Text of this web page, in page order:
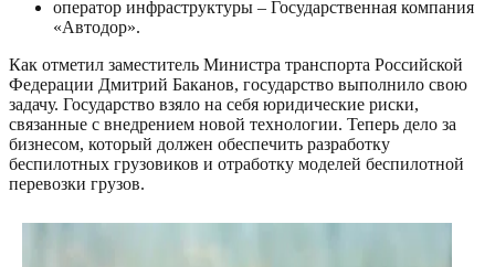
оператор инфраструктуры – Государственная компания
«Автодор».
Как отметил заместитель Министра транспорта Российской
Федерации Дмитрий Баканов, государство выполнило свою
задачу. Государство взяло на себя юридические риски,
связанные с внедрением новой технологии. Теперь дело за
бизнесом, который должен обеспечить разработку
беспилотных грузовиков и отработку моделей беспилотной
перевозки грузов.